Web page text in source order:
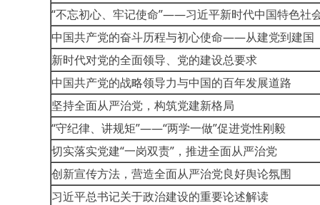
“不忘初心、牢记使命”——习近平新时代中国特色社
中国共产党的奋斗历程与初心使命——从建党到建国
新时代对党的全面领导、党的建设总要求
中国共产党的战略领导力与中国的百年发展道路
坚持全面从严治党，构筑党建新格局
“守纪律、讲规矩”——“两学一做”促进党性刚毅
切实落实党建“一岗双责”，推进全面从严治党
创新宣传方法，营造全面从严治党良好舆论氛围
习近平总书记关于政治建设的重要论述解读